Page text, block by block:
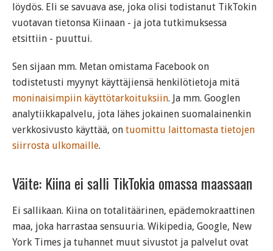
löydös. Eli se savuava ase, joka olisi todistanut TikTokin
vuotavan tietonsa Kiinaan - ja jota tutkimuksessa
etsittiin - puuttui.
Sen sijaan mm. Metan omistama Facebook on
todistetusti myynyt käyttäjiensä henkilötietoja mitä
moninaisimpiin käyttötarkoituksiin. Ja mm. Googlen
analytiikkapalvelu, jota lähes jokainen suomalainenkin
verkkosivusto käyttää, on tuomittu laittomasta tietojen
siirrosta ulkomaille.
Väite: Kiina ei salli TikTokia omassa maassaan
Ei sallikaan. Kiina on totalitäärinen, epädemokraattinen
maa, joka harrastaa sensuuria. Wikipedia, Google, New
York Times ja tuhannet muut sivustot ja palvelut ovat